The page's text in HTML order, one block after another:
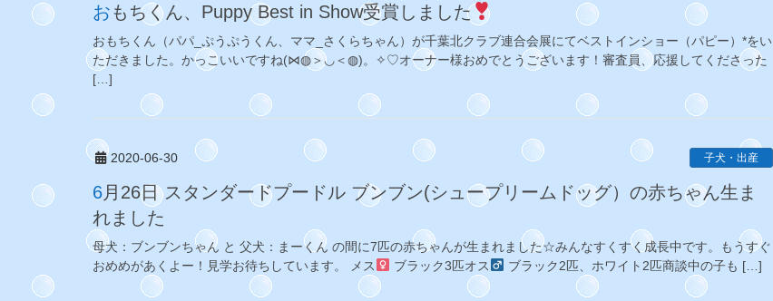
おもちくん、Puppy Best in Show受賞しました
おもちくん（パパ_ぷうぷうくん、ママ_さくらちゃん）が千葉北クラブ連合会展にてベストインショー（パピー）*をい
ただきました。かっこいいですね(⋈◍＞◡＜◍)。✧♡オーナー様おめでとうございます！審査員、応援してくださった
[…]
2020-06-30 子犬・出産
6月26日 スタンダードプードル ブンブン(シュープリームドッグ）の赤ちゃん生ま
れました
母犬：ブンブンちゃん と 父犬：まーくん の間に7匹の赤ちゃんが生まれました☆みんなすくすく成長中です。もうすぐ
おめめがあくよー！見学お待ちしています。 メス
ブラック3匹オス ブラック2匹、ホワイト2匹商談中の子も […]